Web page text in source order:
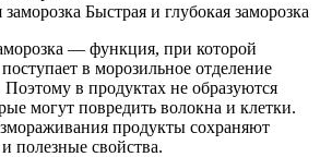
Быстрая и глубокая заморозка
— функция, при которой
в морозильное отделение
в продуктах не образуются
могут повредить волокна и клетки.
продукты сохраняют
полезные свойства.